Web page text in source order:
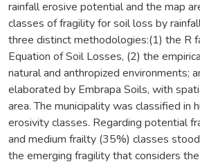
rainfall erosive potential and the map
classes of fragility for soil loss by
three distinct methodologies:(1) the R
Equation of Soil Losses, (2) the
natural and anthropized environments;
elaborated by Embrapa Soils, with
area. The municipality was classified in
erosivity classes. Regarding potential
and medium frailty (35%) classes
the emerging fragility that considers